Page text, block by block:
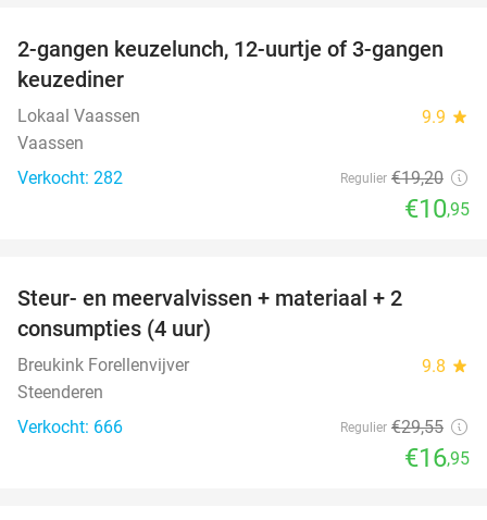
43%
2-gangen keuzelunch, 12-uurtje of 3-gangen
keuzediner
Lokaal Vaassen 9.9 star
Vaassen
Verkocht: 282
Regulier €19,20
€10,95
Steur- en meervalvissen + materiaal + 2
consumpties (4 uur)
Breukink Forellenvijver 9.8 star
Steenderen
Verkocht: 666
Regulier €29,55
€16,95